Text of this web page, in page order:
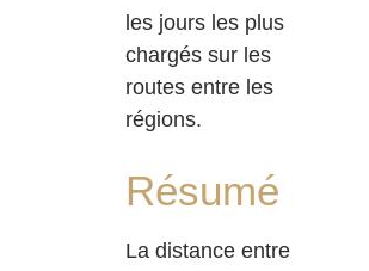
les jours les plus
chargés sur les
routes entre les
régions.
Résumé
La distance entre